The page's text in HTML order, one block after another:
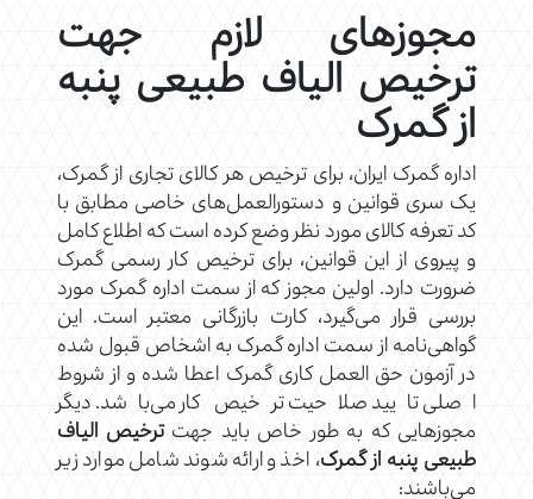
مجوزهای لازم جهت
ترخیص الیاف طبیعی پنبه
از گمرک
اداره گمرک ایران، برای ترخیص هر کالای تجاری از گمرک،
یک سری قوانین و دستورالعمل‌های خاصی مطابق با
کد تعرفه کالای مورد نظر وضع کرده است که اطلاع کامل
و پیروی از این قوانین، برای ترخیص کار رسمی گمرک
ضرورت دارد. اولین مجوز که از سمت اداره گمرک مورد
بررسی قرار می‌گیرد، کارت بازرگانی معتبر است. این
گواهی‌نامه از سمت اداره گمرک به اشخاص قبول شده
در آزمون حق‌ العمل کاری گمرک اعطا شده و از شروط
اصلی تایید صلاحیت ترخیص کار می‌باشد. دیگر
مجوزهایی که به طور خاص باید جهت ترخیص الیاف
طبیعی پنبه از گمرک، اخذ و ارائه شوند شامل موارد زیر
می‌باشند: